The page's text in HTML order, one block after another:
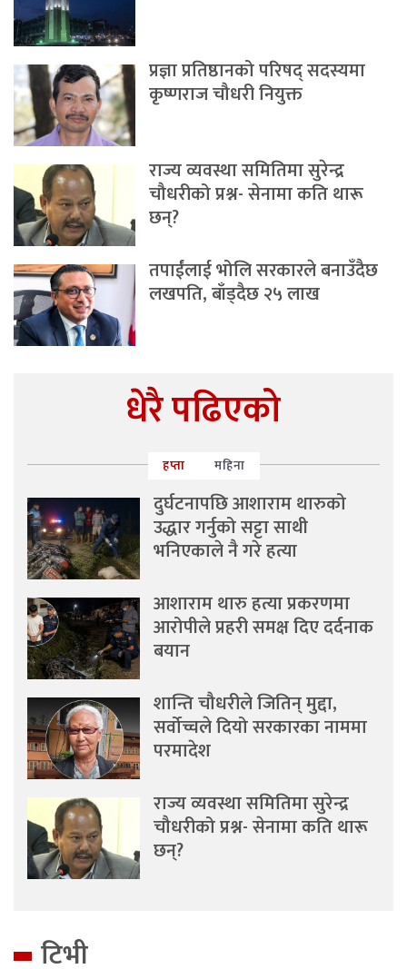
प्रज्ञा प्रतिष्ठानको परिषद् सदस्यमा
कृष्णराज चौधरी नियुक्त
राज्य व्यवस्था समितिमा सुरेन्द्र
चौधरीको प्रश्न- सेनामा कति थारू
छन्?
तपाईंलाई भोलि सरकारले बनाउँदैछ
लखपति, बाँड्दैछ २५ लाख
धेरै पढिएको
हप्ता महिना
दुर्घटनापछि आशाराम थारुको
उद्धार गर्नुको सट्टा साथी
भनिएकाले नै गरे हत्या
आशाराम थारु हत्या प्रकरणमा
आरोपीले प्रहरी समक्ष दिए दर्दनाक
बयान
शान्ति चौधरीले जितिन् मुद्दा,
सर्वोच्चले दियो सरकारका नाममा
परमादेश
राज्य व्यवस्था समितिमा सुरेन्द्र
चौधरीको प्रश्न- सेनामा कति थारू
छन्?
टिभी